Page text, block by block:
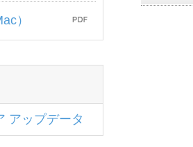
）
アップデータ